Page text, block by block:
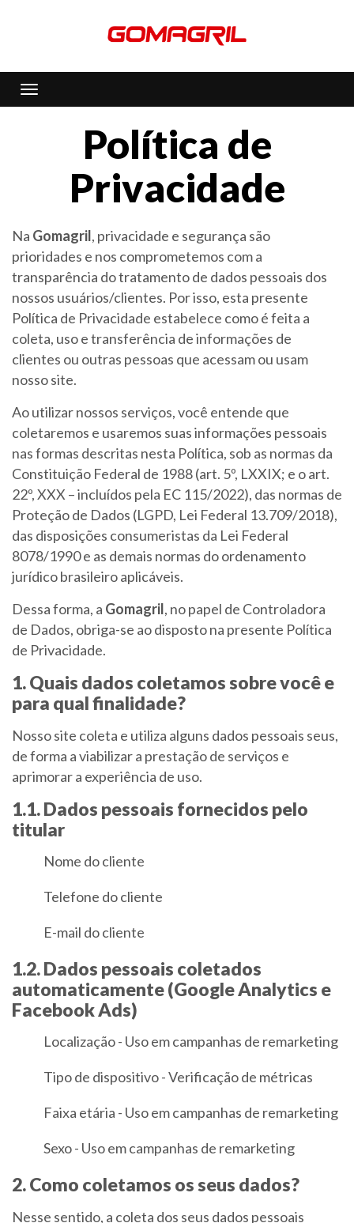
Toggle navigation
Política de
Privacidade
Na Gomagril, privacidade e segurança são
prioridades e nos comprometemos com a
transparência do tratamento de dados pessoais dos
nossos usuários/clientes. Por isso, esta presente
Política de Privacidade estabelece como é feita a
coleta, uso e transferência de informações de
clientes ou outras pessoas que acessam ou usam
nosso site.
Ao utilizar nossos serviços, você entende que
coletaremos e usaremos suas informações pessoais
nas formas descritas nesta Política, sob as normas da
Constituição Federal de 1988 (art. 5º, LXXIX; e o art.
22º, XXX – incluídos pela EC 115/2022), das normas de
Proteção de Dados (LGPD, Lei Federal 13.709/2018),
das disposições consumeristas da Lei Federal
8078/1990 e as demais normas do ordenamento
jurídico brasileiro aplicáveis.
Dessa forma, a Gomagril, no papel de Controladora
de Dados, obriga-se ao disposto na presente Política
de Privacidade.
1. Quais dados coletamos sobre você e
para qual finalidade?
Nosso site coleta e utiliza alguns dados pessoais seus,
de forma a viabilizar a prestação de serviços e
aprimorar a experiência de uso.
1.1. Dados pessoais fornecidos pelo
titular
Nome do cliente
Telefone do cliente
E-mail do cliente
1.2. Dados pessoais coletados
automaticamente (Google Analytics e
Facebook Ads)
Localização - Uso em campanhas de remarketing
Tipo de dispositivo - Verificação de métricas
Faixa etária - Uso em campanhas de remarketing
Sexo - Uso em campanhas de remarketing
2. Como coletamos os seus dados?
Nesse sentido, a coleta dos seus dados pessoais